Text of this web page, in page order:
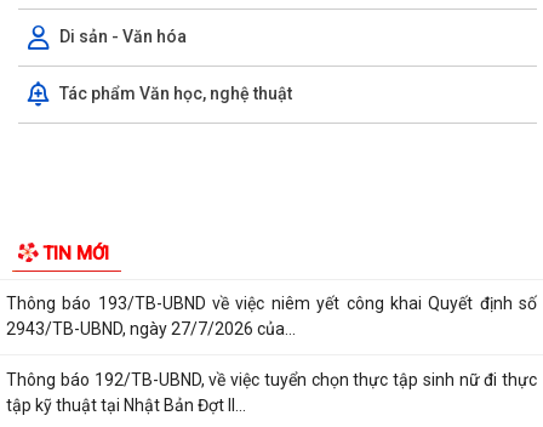
Di sản - Văn hóa
Tác phẩm Văn học, nghệ thuật
TIN MỚI
2370/2026/QĐ-UBND, ngày 27/7/2026...
59/2026/QĐ-UBND, ngày 21/7/2026 của...
Quốc Gia năm 2026
Thông báo 191/TB-UBND về việc phối hợp ứng tuyển ứng viên điều
dưỡng, nhân viên chăm sóc đi làm tại...
Thông báo 193/TB-UBND về việc niêm yết công khai Quyết định số
2943/TB-UBND, ngày 27/7/2026 của...